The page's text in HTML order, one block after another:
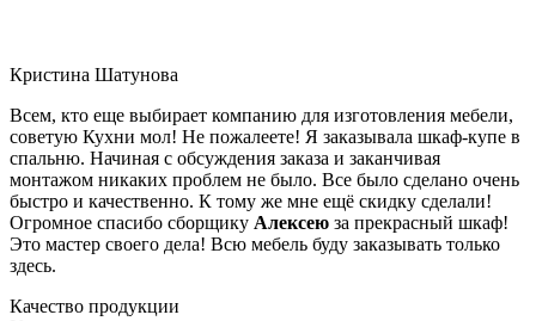
Кристина Шатунова
Всем, кто еще выбирает компанию для изготовления мебели,
советую Кухни мол! Не пожалеете! Я заказывала шкаф-купе в
спальню. Начиная с обсуждения заказа и заканчивая
монтажом никаких проблем не было. Все было сделано очень
быстро и качественно. К тому же мне ещё скидку сделали!
Огромное спасибо сборщику Алексею за прекрасный шкаф!
Это мастер своего дела! Всю мебель буду заказывать только
здесь.
Качество продукции